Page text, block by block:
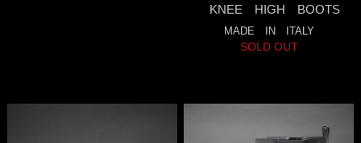
KNEE HIGH BOOTS
MADE IN ITALY
SOLD OUT